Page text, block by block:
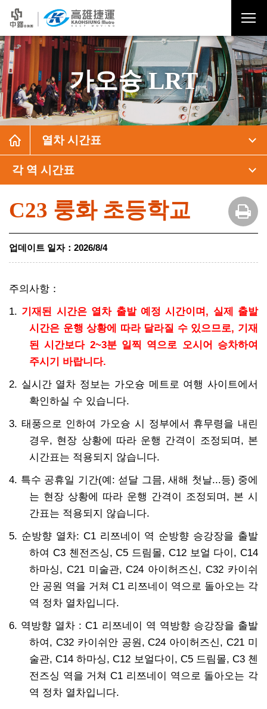
가오슝 LRT
열차 시간표
각 역 시간표
C23 룽화 초등학교
업데이트 일자： 2026/8/4
주의사항：
1. 기재된 시간은 열차 출발 예정 시간이며, 실제 출발
시간은 운행 상황에 따라 달라질 수 있으므로, 기재
된 시간보다 2~3분 일찍 역으로 오시어 승차하여
주시기 바랍니다.
2. 실시간 열차 정보는 가오슝 메트로 여행 사이트에서
확인하실 수 있습니다.
3. 태풍으로 인하여 가오슝 시 정부에서 휴무령을 내린
경우, 현장 상황에 따라 운행 간격이 조정되며, 본
시간표는 적용되지 않습니다.
4. 특수 공휴일 기간(예: 섣달 그믐, 새해 첫날...등) 중에
는 현장 상황에 따라 운행 간격이 조정되며, 본 시
간표는 적용되지 않습니다.
5. 순방향 열차: C1 리쯔네이 역 순방향 승강장을 출발
하여 C3 첸전즈싱, C5 드림몰, C12 보얼 다이, C14
하마싱, C21 미술관, C24 아이허즈신, C32 카이쉬
안 공원 역을 거쳐 C1 리쯔네이 역으로 돌아오는 각
역 정차 열차입니다.
6. 역방향 열차 : C1 리쯔네이 역 역방향 승강장을 출발
하여, C32 카이쉬안 공원, C24 아이허즈신, C21 미
술관, C14 하마싱, C12 보얼다이, C5 드림몰, C3 첸
전즈싱 역을 거쳐 C1 리쯔네이 역으로 돌아오는 각
역 정차 열차입니다.